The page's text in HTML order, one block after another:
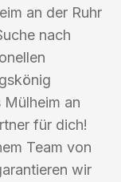
an der Ruhr
nach
Mülheim an
für dich!
Team von
wir